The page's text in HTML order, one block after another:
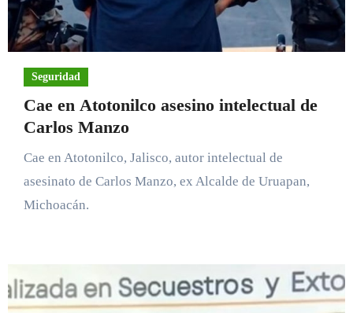
Seguridad
Cae en Atotonilco asesino intelectual de
Carlos Manzo
Cae en Atotonilco, Jalisco, autor intelectual de
asesinato de Carlos Manzo, ex Alcalde de Uruapan,
Michoacán.